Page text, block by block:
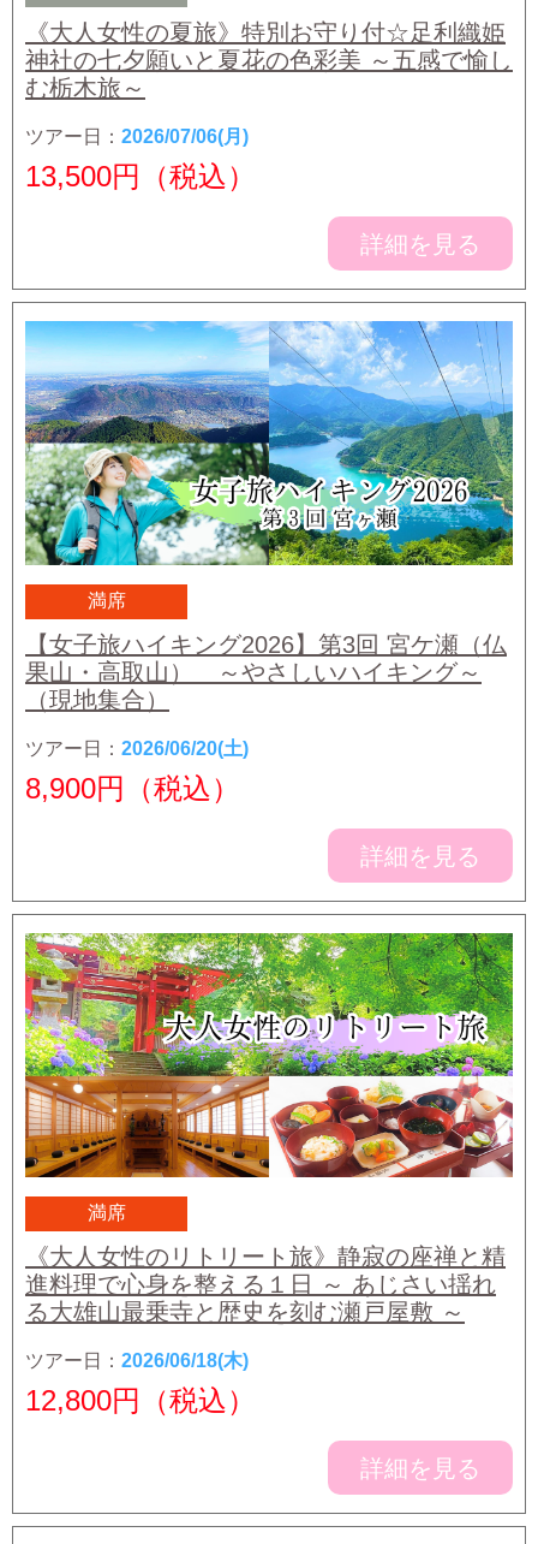
《大人女性の夏旅》特別お守り付☆足利織姫
神社の七夕願いと夏花の色彩美 ～五感で愉し
む栃木旅～
ツアー日： 2026/07/06(月)
13,500円（税込）
詳細を見る
満席
【女子旅ハイキング2026】第3回 宮ケ瀬（仏
果山・高取山） ～やさしいハイキング～
（現地集合）
ツアー日： 2026/06/20(土)
8,900円（税込）
詳細を見る
満席
《大人女性のリトリート旅》静寂の座禅と精
進料理で心身を整える１日 ～ あじさい揺れ
る大雄山最乗寺と歴史を刻む瀬戸屋敷 ～
ツアー日： 2026/06/18(木)
12,800円（税込）
詳細を見る